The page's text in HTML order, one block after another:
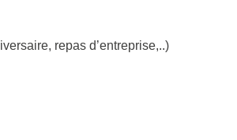
repas d’entreprise,..)